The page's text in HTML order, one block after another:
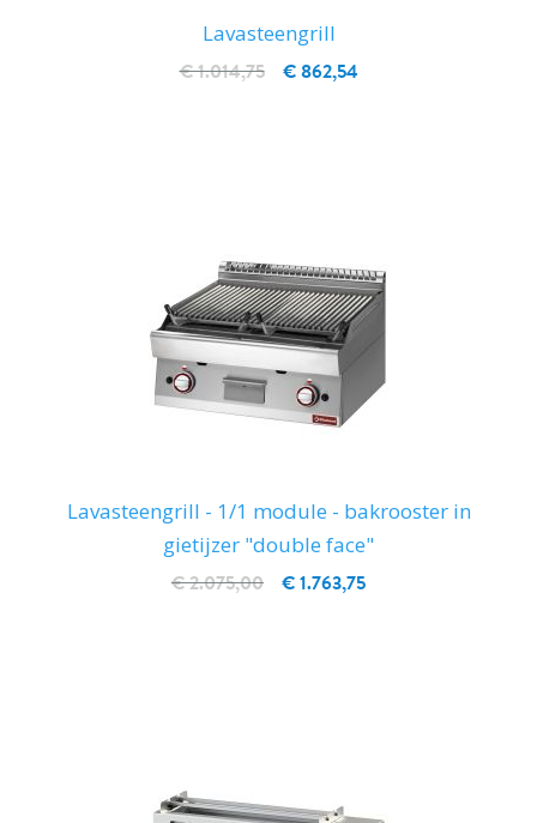
Lavasteengrill
€ 862,54
€ 1.014,75
Lavasteengrill - 1/1 module - bakrooster in
gietijzer "double face"
€ 1.763,75
€ 2.075,00